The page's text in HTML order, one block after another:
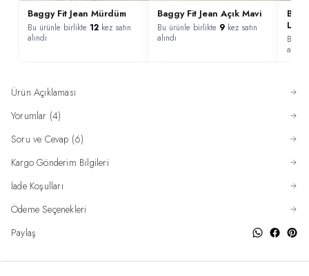
Baggy Fit Jean Mürdüm
Bu ürünle birlikte 12 kez satın
alındı
Baggy Fit Jean Açık Mavi
Bu ürünle birlikte 9 kez satın
alındı
Bu
alındı
Ürün Açıklaması
Yorumlar (4)
Soru ve Cevap (6)
Kargo Gönderim Bilgileri
İade Koşulları
Ödeme Seçenekleri
Paylaş